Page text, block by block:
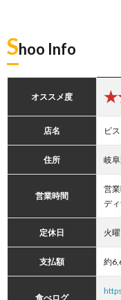
Shoo Info
オススメ度
店名 ビ
住所 岐
営業時間
営
デ
定休日 火
支払額 約
食べログ